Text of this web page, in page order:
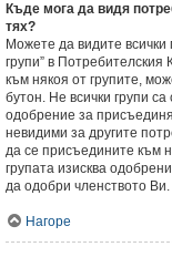
Къде мога да видя
тях?
Можете да видите всички
групи” в
към някоя от групите,
бутон. Не всички групи
одобрение за
невидими за другите
да се присъедините към
групата изисква
да одобри членството Ви.
Нагоре